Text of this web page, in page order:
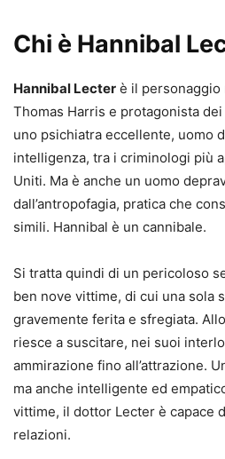
Chi è Hannibal
Hannibal Lecter è il personaggio
Thomas Harris e protagonista
uno psichiatra eccellente, uomo
intelligenza, tra i criminologi più
Uniti. Ma è anche un uomo
dall’antropofagia, pratica che
simili. Hannibal è un cannibale.
Si tratta quindi di un pericoloso
ben nove vittime, di cui una sola
gravemente ferita e sfregiata.
riesce a suscitare, nei suoi
ammirazione fino all’attrazione.
ma anche intelligente ed
vittime, il dottor Lecter è capace
relazioni.